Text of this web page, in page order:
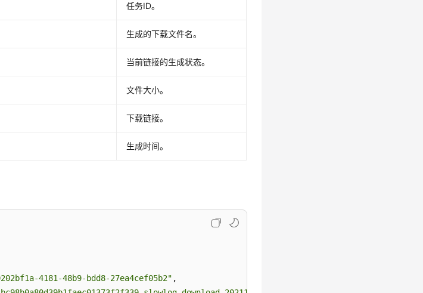
任务ID。
生成的下载文件名。
当前链接的生成状态。
文件大小。
下载链接。
生成时间。
4181-48b9-bdd8-27ea4cef05b2" ,